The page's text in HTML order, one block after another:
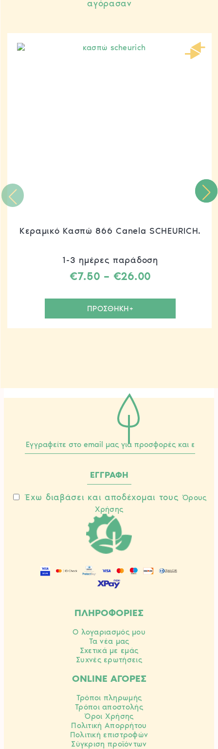
αγόρασαν
Κεραμικό Κασπώ 866 Canela SCHEURICH.
1-3 ημέρες παράδοση
€7.50 – €26.00Price
€7.50
€26.00
ΠΡΟΣΘΗΚΗ+
Αυτό
προϊόν
έχει
μπορούν
του
Έχω διαβάσει και αποδέχομαι τουςΌρους
Χρήσης
ΠΛΗΡΟΦΟΡΙΕΣ
Ο λογαριασμός μου
Τα νέα μας
Σχετικά με εμάς
Συχνές ερωτήσεις
ONLINE ΑΓΟΡΕΣ
Τρόποι πληρωμής
Τρόποι αποστολής
Όροι Χρήσης
Πολιτική Απορρήτου
Πολιτική επιστροφών
Σύγκριση προϊόντων